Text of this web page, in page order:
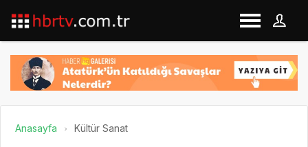
Anasayfa Kültür Sanat